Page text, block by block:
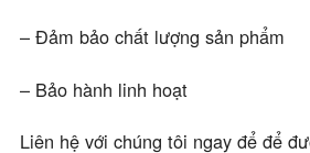
– Đảm bảo chất lượng sản phẩm
– Bảo hành linh hoạt
Liên hệ với chúng tôi ngay để để